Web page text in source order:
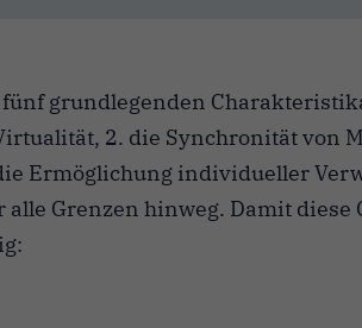
grundlegenden
2. die Synchronität von
Ermöglichung individueller
alle Grenzen hinweg. Damit